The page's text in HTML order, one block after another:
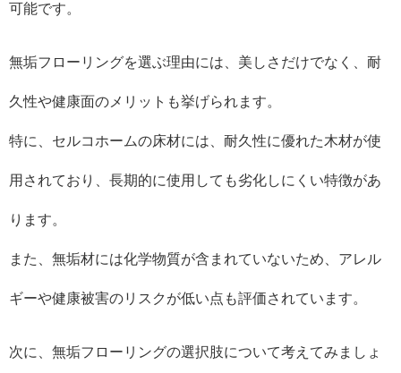
可能です。
無垢フローリングを選ぶ理由には、美しさだけでなく、耐
久性や健康面のメリットも挙げられます。
特に、セルコホームの床材には、耐久性に優れた木材が使
用されており、長期的に使用しても劣化しにくい特徴があ
ります。
また、無垢材には化学物質が含まれていないため、アレル
ギーや健康被害のリスクが低い点も評価されています。
次に、無垢フローリングの選択肢について考えてみましょ